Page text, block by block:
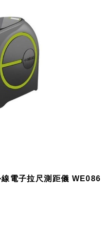
電子拉尺測距儀 WE086